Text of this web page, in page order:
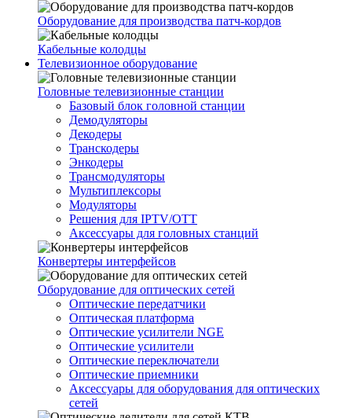
Оборудование для производства патч-кордов
Кабельные колодцы
Телевизионное оборудование
Головные телевизионные станции
Базовый блок головной станции
Демодуляторы
Декодеры
Транскодеры
Энкодеры
Трансмодуляторы
Мультиплексоры
Модуляторы
Решения для IPTV/OTT
Аксессуары для головных станций
Конвертеры интерфейсов
Оборудование для оптических сетей
Оптические передатчики
Оптическая платформа
Оптические усилители NGE
Оптические усилители
Оптические переключатели
Оптические приемники
Аксессуары для оборудования для оптических
сетей